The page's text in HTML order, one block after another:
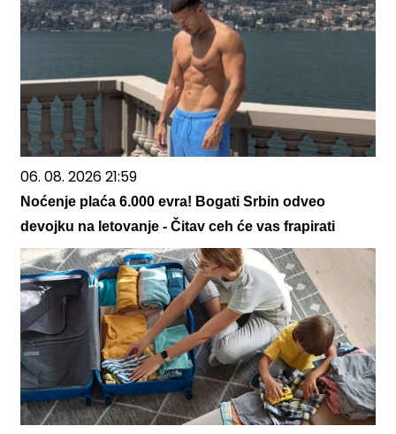
06. 08. 2026 21:59
Noćenje plaća 6.000 evra! Bogati Srbin odveo
devojku na letovanje - Čitav ceh će vas frapirati